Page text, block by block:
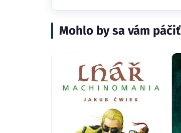
Mohlo by sa vám páčiť